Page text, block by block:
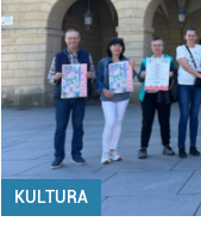
KULTURA